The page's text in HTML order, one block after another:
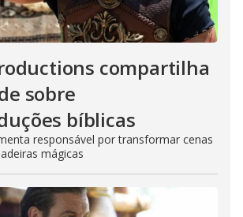
compartilha
sobre
bíblicas
responsável por transformar cenas
mágicas